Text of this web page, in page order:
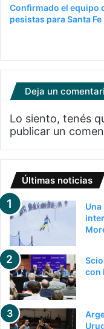
Confirmado el equipo
pesistas para Santa
Deja un
Lo siento, tenés
publicar un
Últimas noticias
con